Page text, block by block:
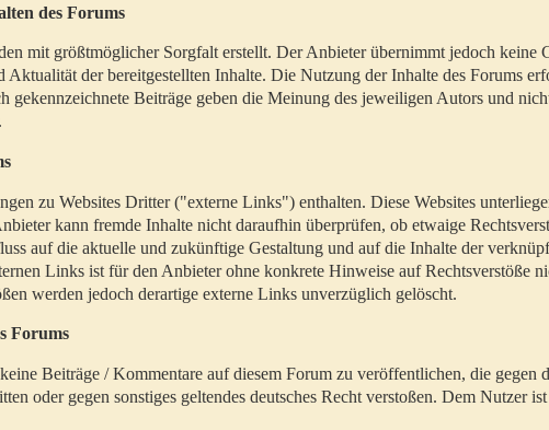
des Forums
mit größtmöglicher Sorgfalt erstellt. Der Anbieter übernimmt jedoch keine
der bereitgestellten Inhalte. Die Nutzung der Inhalte des Forums
gekennzeichnete Beiträge geben die Meinung des jeweiligen Autors und
zu Websites Dritter ("externe Links") enthalten. Diese Websites
kann fremde Inhalte nicht daraufhin überprüfen, ob etwaige
auf die aktuelle und zukünftige Gestaltung und auf die Inhalte der
Links ist für den Anbieter ohne konkrete Hinweise auf Rechtsverstöße
werden jedoch derartige externe Links unverzüglich gelöscht.
Forums
Beiträge / Kommentare auf diesem Forum zu veröffentlichen, die gegen
oder gegen sonstiges geltendes deutsches Recht verstoßen. Dem Nutzer